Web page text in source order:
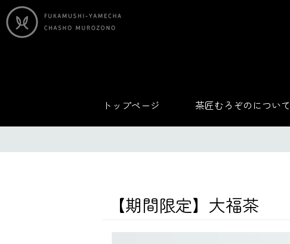
トップページ 茶匠むろぞのについて
【期間限定】大福茶